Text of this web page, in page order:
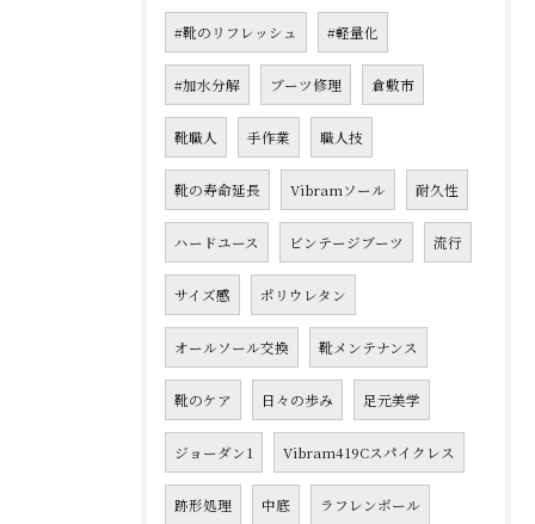
#靴のリフレッシュ #軽量化
#加水分解 ブーツ修理 倉敷市
靴職人 手作業 職人技
靴の寿命延長 Vibramソール 耐久性
ハードユース ビンテージブーツ 流行
サイズ感 ポリウレタン
オールソール交換 靴メンテナンス
靴のケア 日々の歩み 足元美学
ジョーダン1 Vibram419Cスパイクレス
跡形処理 中底 ラフレンボール